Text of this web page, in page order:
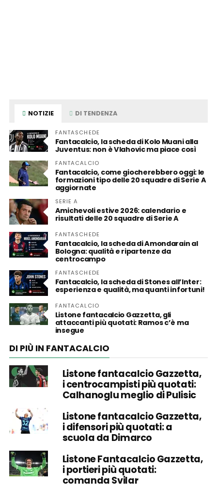
NOTIZIE DI TENDENZA
FANTASCHEDE
Fantacalcio, la scheda di Kolo Muani alla
Juventus: non è Vlahovic ma piace così
FANTACALCIO
Fantacalcio, come giocherebbero oggi: le
formazioni tipo delle 20 squadre di Serie A
aggiornate
SERIE A
Amichevoli estive 2026: calendario e
risultati delle 20 squadre di Serie A
FANTASCHEDE
Fantacalcio, la scheda di Amondarain al
Bologna: qualità e ripartenze da
centrocampo
FANTASCHEDE
Fantacalcio, la scheda di Stones all’Inter:
esperienza e qualità, ma quanti infortuni!
FANTACALCIO
Listone fantacalcio Gazzetta, gli
attaccanti più quotati: Ramos c’è ma
insegue
DI PIÙ IN FANTACALCIO
Listone fantacalcio Gazzetta,
i centrocampisti più quotati:
Calhanoglu meglio di Pulisic
Listone fantacalcio Gazzetta,
i difensori più quotati: a
scuola da Dimarco
Listone Fantacalcio Gazzetta,
i portieri più quotati:
comanda Svilar